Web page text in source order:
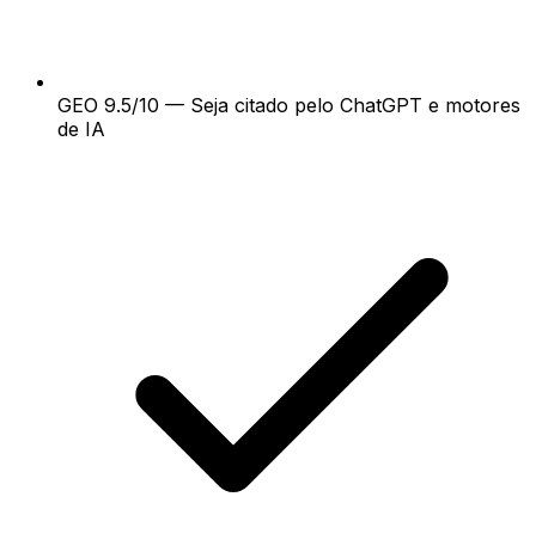
GEO 9.5/10 — Seja citado pelo ChatGPT e motores
de IA